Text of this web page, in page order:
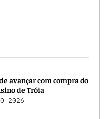
avançar com compra do
de Tróia
2026